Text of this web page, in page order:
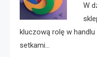
W
kluczową rolę w
setkami…